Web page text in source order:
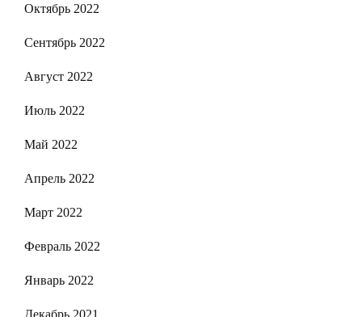
Октябрь 2022
Сентябрь 2022
Август 2022
Июль 2022
Май 2022
Апрель 2022
Март 2022
Февраль 2022
Январь 2022
Декабрь 2021